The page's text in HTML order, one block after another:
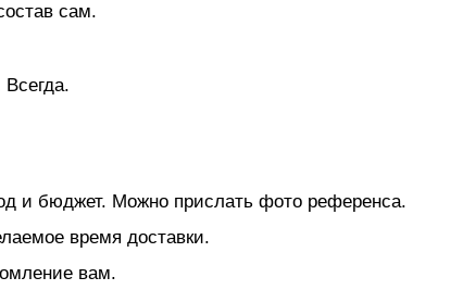
сам.
и бюджет. Можно прислать фото референса.
время доставки.
вам.